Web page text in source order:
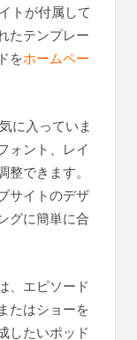
トが付属して
たテンプレー
をホームペー
に入っていま
ォント、レイ
できます。
サイトのデザ
グに簡単に合
、エピソード
たはショーを
したいポッド